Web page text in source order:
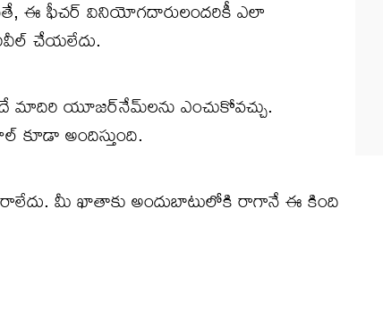
ఈ ఫీచర్ వినియోగదారులందరికీ ఎలా
చేయలేదు.
మాదిరి యూజర్‌నేమ్‌లను ఎంచుకోవచ్చు.
కూడా అందిస్తుంది.
రాలేదు. మీ ఖాతాకు అందుబాటులోకి రాగానే ఈ కింది